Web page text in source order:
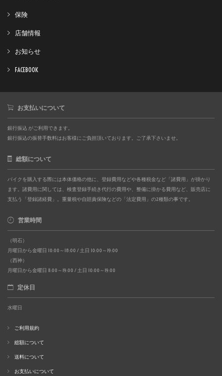
保険
店舗情報
お知らせ
FACEBOOK
お支払いについて
銀行振込 がご利用できます。
銀行振込の振替手数料はお客様にご負担頂いております。ご了承下さいませ。
総額について
バイクを購入する際には本体価格の他に、登録費用などや各種税金など「諸費用」が掛かり
ます。諸費用に関しては、検査登録手続き代行の費用や、整備に掛かる費用など、販売店に
支払う「登録諸経費」。重量税や自賠責保険などの「法定費用」の2種類の事です。
営業時間
（明石）
月曜日から金曜日 10:00～18:00 / 土日 10:00～19:00
（西神）
月曜日から金曜日 11:00～19:00 / 土日 10:00～19:00
定休日
水曜日
ご利用規約
総額について
送料について
お支払いについて